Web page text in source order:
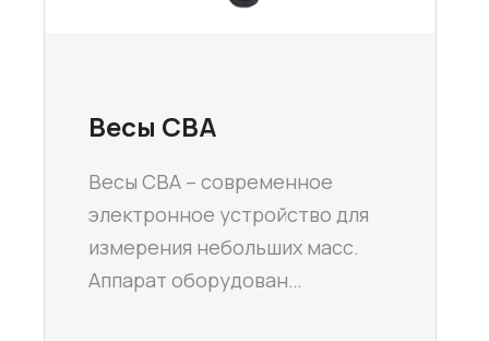
Весы CBA
Весы CBA – современное
электронное устройство для
измерения небольших масс.
Аппарат оборудован…